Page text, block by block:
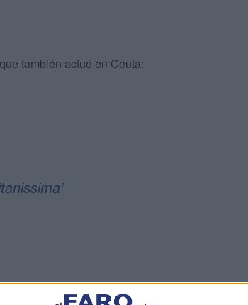
también actuó en Ceuta: